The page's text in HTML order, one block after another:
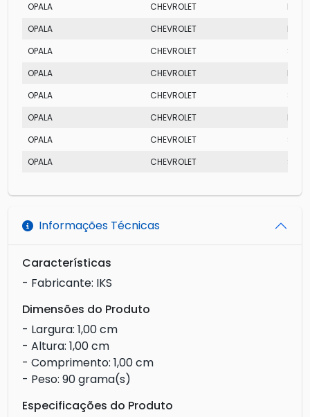
OPALA CHEVROLET
OPALA
CHEVROLET
OPALA
CHEVROLET
SS
OPALA
CHEVROLET
OPALA
CHEVROLET
SS
OPALA
CHEVROLET
OPALA
CHEVROLET
SS
OPALA
CHEVROLET
Informações Técnicas
Características
- Fabricante: IKS
Dimensões do Produto
- Largura: 1,00 cm
- Altura: 1,00 cm
- Comprimento: 1,00 cm
- Peso: 90 grama(s)
Especificações do Produto